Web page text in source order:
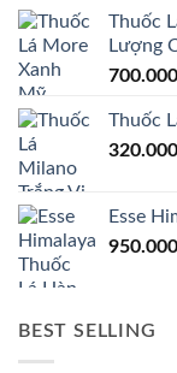
Thuốc
Lượng
700.000
Thuốc
320.000
Esse
950.000
BEST SELLING